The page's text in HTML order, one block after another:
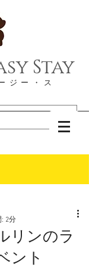
Stay
ジー・ス
リンのラ
ント
2分